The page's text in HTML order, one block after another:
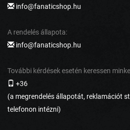
info@fanaticshop.hu
A rendelés állapota:
info@fanaticshop.hu
További kérdések esetén keressen
+36
(a megrendelés állapotát, reklamációt
telefonon intézni)